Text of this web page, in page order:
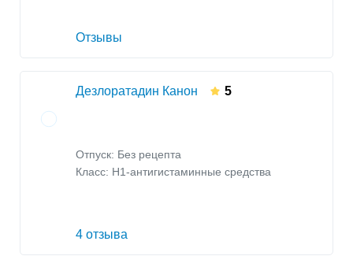
Отзывы
Дезлоратадин Канон 5
Отпуск: Без рецепта
Класс: H1-антигистаминные средства
4 отзыва